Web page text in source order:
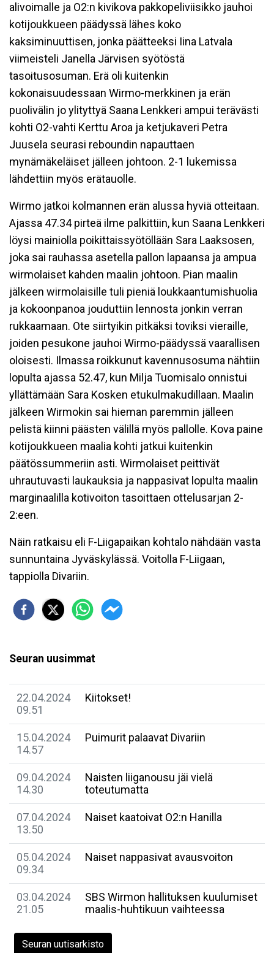
alivoimalle ja O2:n kivikova pakkopeliviisikko jauhoi
kotijoukkueen päädyssä lähes koko
kaksiminuuttisen, jonka päätteeksi Iina Latvala
viimeisteli Janella Järvisen syötöstä
tasoitusosuman. Erä oli kuitenkin
kokonaisuudessaan Wirmo-merkkinen ja erän
puolivälin jo ylityttyä Saana Lenkkeri ampui terävästi
kohti O2-vahti Kerttu Aroa ja ketjukaveri Petra
Juusela seurasi reboundin napauttaen
mynämäkeläiset jälleen johtoon. 2-1 lukemissa
lähdettiin myös erätauolle.
Wirmo jatkoi kolmannen erän alussa hyviä otteitaan.
Ajassa 47.34 pirteä ilme palkittiin, kun Saana Lenkkeri
löysi mainiolla poikittaissyötöllään Sara Laaksosen,
joka sai rauhassa asetella pallon lapaansa ja ampua
wirmolaiset kahden maalin johtoon. Pian maalin
jälkeen wirmolaisille tuli pieniä loukkaantumishuolia
ja kokoonpanoa jouduttiin lennosta jonkin verran
rukkaamaan. Ote siirtyikin pitkäksi toviksi vieraille,
joiden pesukone jauhoi Wirmo-päädyssä vaarallisen
oloisesti. Ilmassa roikkunut kavennusosuma nähtiin
lopulta ajassa 52.47, kun Milja Tuomisalo onnistui
yllättämään Sara Kosken etukulmakudillaan. Maalin
jälkeen Wirmokin sai hieman paremmin jälleen
pelistä kiinni päästen välillä myös pallolle. Kova paine
kotijoukkueen maalia kohti jatkui kuitenkin
päätössummeriin asti. Wirmolaiset peittivät
uhrautuvasti laukauksia ja nappasivat lopulta maalin
marginaalilla kotivoiton tasoittaen ottelusarjan 2-
2:een.
Näin ratkaisu eli F-Liigapaikan kohtalo nähdään vasta
sunnuntaina Jyväskylässä. Voitolla F-Liigaan,
tappiolla Divariin.
Seuran uusimmat
22.04.2024
09.51
Kiitokset!
15.04.2024
14.57
Puimurit palaavat Divariin
09.04.2024
14.30
Naisten liiganousu jäi vielä
toteutumatta
07.04.2024
13.50
Naiset kaatoivat O2:n Hanilla
05.04.2024
09.34
Naiset nappasivat avausvoiton
03.04.2024
21.05
SBS Wirmon hallituksen kuulumiset
maalis-huhtikuun vaihteessa
Seuran uutisarkisto